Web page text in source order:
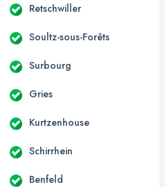
Retschwiller
Soultz-sous-Forêts
Surbourg
Gries
Kurtzenhouse
Schirrhein
Benfeld